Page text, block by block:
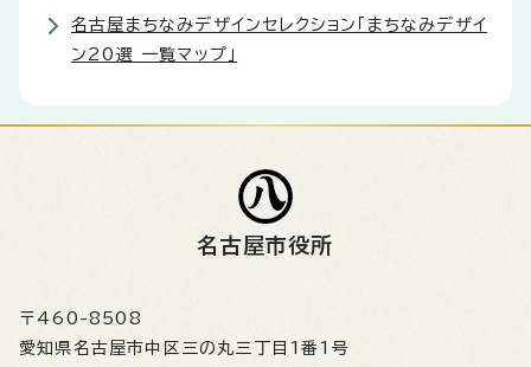
名古屋まちなみデザインセレクション「まちなみデザイ
ン20選 一覧マップ」
名古屋市役所
〒460-8508
愛知県名古屋市中区三の丸三丁目1番1号